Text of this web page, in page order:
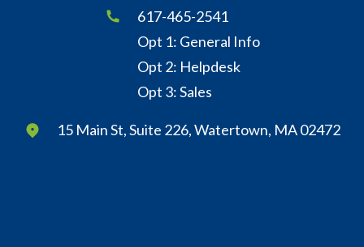
617-465-2541
Opt 1: General Info
Opt 2: Helpdesk
Opt 3: Sales
15 Main St, Suite 226, Watertown, MA 02472